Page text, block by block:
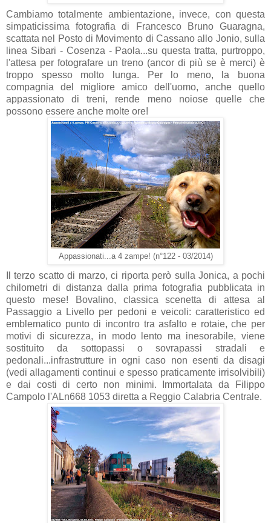
Cambiamo totalmente ambientazione, invece, con questa
simpaticissima fotografia di Francesco Bruno Guaragna,
scattata nel Posto di Movimento di Cassano allo Jonio, sulla
linea Sibari - Cosenza - Paola...su questa tratta, purtroppo,
l'attesa per fotografare un treno (ancor di più se è merci) è
troppo spesso molto lunga. Per lo meno, la buona
compagnia del migliore amico dell'uomo, anche quello
appassionato di treni, rende meno noiose quelle che
possono essere anche molte ore!
Appassionati...a 4 zampe! (n°122 - 03/2014)
Il terzo scatto di marzo, ci riporta però sulla Jonica, a pochi
chilometri di distanza dalla prima fotografia pubblicata in
questo mese! Bovalino, classica scenetta di attesa al
Passaggio a Livello per pedoni e veicoli: caratteristico ed
emblematico punto di incontro tra asfalto e rotaie, che per
motivi di sicurezza, in modo lento ma inesorabile, viene
sostituito da sottopassi o sovrapassi stradali e
pedonali...infrastrutture in ogni caso non esenti da disagi
(vedi allagamenti continui e spesso praticamente irrisolvibili)
e dai costi di certo non minimi. Immortalata da Filippo
Campolo l'ALn668 1053 diretta a Reggio Calabria Centrale.